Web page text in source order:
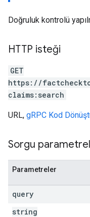
Doğruluk kontrolü
HTTP isteği
GET
https://
claims:search
URL, gRPC Kod
Sorgu
Parametreler
query
string